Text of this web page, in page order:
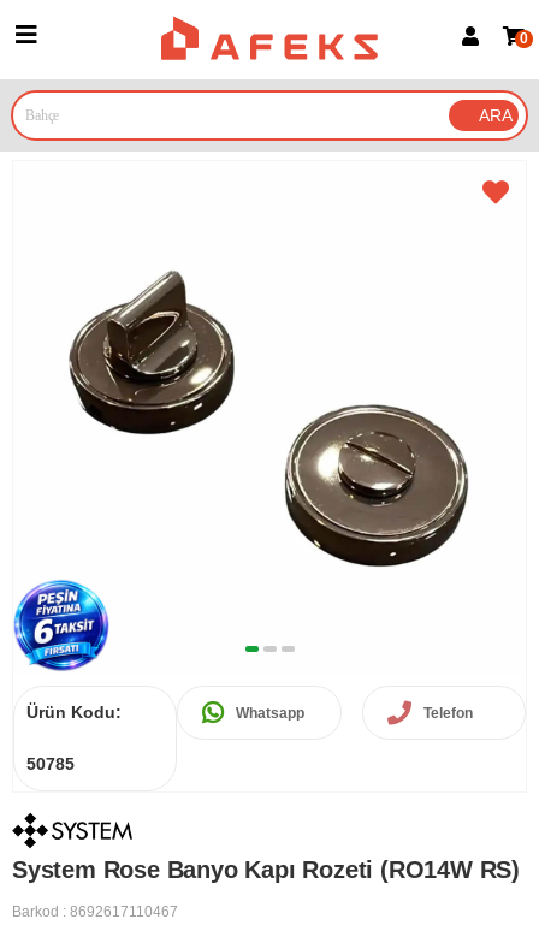
Google İle Bağlan
0
Ürün Kodu:
50785
Whatsapp Telefon
System Rose Banyo Kapı Rozeti (RO14W RS)
Barkod : 8692617110467